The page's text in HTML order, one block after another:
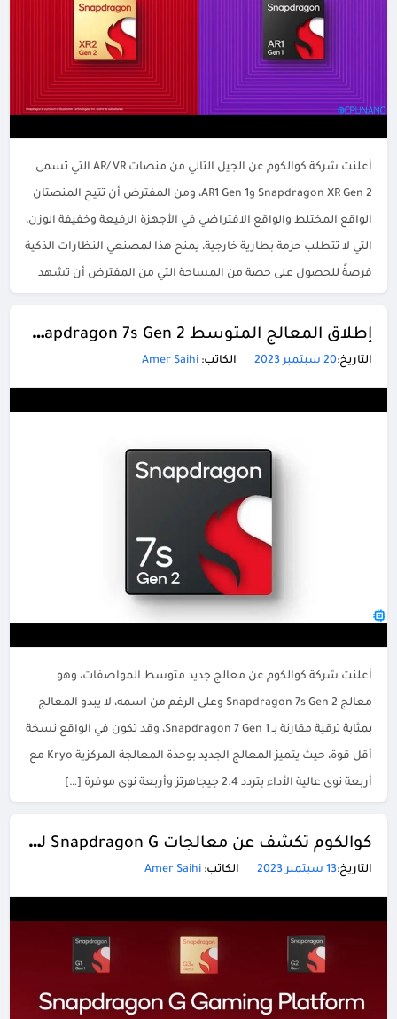
أعلنت شركة كوالكوم عن الجيل التالي من منصات AR/VR التي تسمى
Snapdragon XR Gen 2 وAR1 Gen 1، ومن المفترض أن تتيح المنصتان
الواقع المختلط والواقع الافتراضي في الأجهزة الرفيعة وخفيفة الوزن،
التي لا تتطلب حزمة بطارية خارجية، يمنح هذا لمصنعي النظارات الذكية
فرصةً للحصول على حصة من المساحة التي من المفترض أن تشهد
إطلاق المعالج المتوسط Snapdragon 7s Gen 2 رسميًا
التاريخ:20 سبتمبر 2023 الكاتب: Amer Saihi
أعلنت شركة كوالكوم عن معالج جديد متوسط المواصفات، وهو
معالج Snapdragon 7s Gen 2 وعلى الرغم من اسمه، لا يبدو المعالج
بمثابة ترقية مقارنة بـ Snapdragon 7 Gen 1، وقد تكون في الواقع نسخة
أقل قوة، حيث يتميز المعالج الجديد بوحدة المعالجة المركزية Kryo مع
أربعة نوى عالية الأداء بتردد 2.4 جيجاهرتز وأربعة نوى موفرة […]
كوالكوم تكشف عن معالجات Snapdragon G لوحدات تحكم الألعاب المحمولة
التاريخ:13 سبتمبر 2023 الكاتب: Amer Saihi